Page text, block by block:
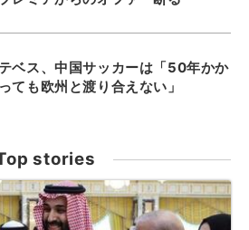
テベス、中国サッカーは「50年かか
っても欧州と渡り合えない」
stories